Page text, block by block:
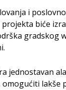
i
biće
gradskog
jednostavan
lakše